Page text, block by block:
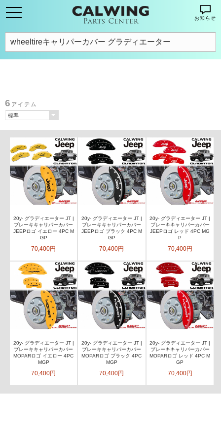
お知らせ
6 アイテム
20y- グラディエーター JT |
ブレーキキャリパーカバー
JEEPロゴ イエロー 4PC M
GP
70,400円
20y- グラディエーター JT |
ブレーキキャリパーカバー
JEEPロゴ ブラック 4PC M
GP
70,400円
20y- グラディエーター JT |
ブレーキキャリパーカバー
JEEPロゴ レッド 4PC MG
P
70,400円
20y- グラディエーター JT |
ブレーキキャリパーカバー
MOPARロゴ イエロー 4PC
MGP
70,400円
20y- グラディエーター JT |
ブレーキキャリパーカバー
MOPARロゴ ブラック 4PC
MGP
70,400円
20y- グラディエーター JT |
ブレーキキャリパーカバー
MOPARロゴ レッド 4PC M
GP
70,400円